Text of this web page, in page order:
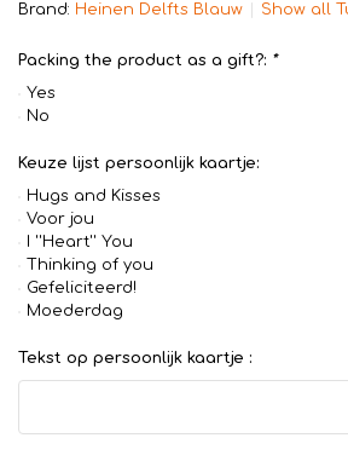
Brand: Heinen Delfts Blauw Show all
Packing the product as a gift?: *
Yes
No
Keuze lijst persoonlijk kaartje:
Hugs and Kisses
Voor jou
I ''Heart'' You
Thinking of you
Gefeliciteerd!
Moederdag
Tekst op persoonlijk kaartje :